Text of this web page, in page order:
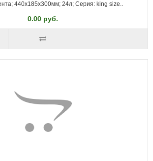
440x185x300мм; 24л; Серия: king size..
0.00 руб.